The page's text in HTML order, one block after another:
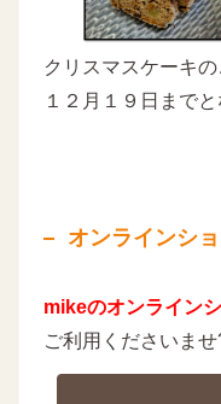
クリスマスケーキ
１２月１９日まで
オンラインシ
mikeのオンライン
ご利用くださいま